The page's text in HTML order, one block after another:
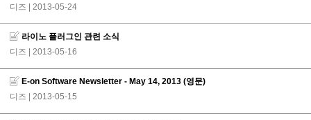
디즈 | 2013-05-24
라이노 플러그인 관련 소식
디즈 | 2013-05-16
E-on Software Newsletter - May 14, 2013 (영문)
디즈 | 2013-05-15